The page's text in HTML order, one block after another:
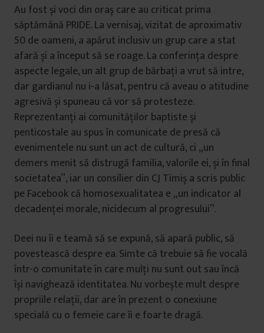
Au fost și voci din oraș care au criticat prima
săptămână PRIDE. La vernisaj, vizitat de aproximativ
50 de oameni, a apărut inclusiv un grup care a stat
afară și a început să se roage. La conferința despre
aspecte legale, un alt grup de bărbați a vrut să intre,
dar gardianul nu i-a lăsat, pentru că aveau o atitudine
agresivă și spuneau că vor să protesteze.
Reprezentanți ai comunităților baptiste și
penticostale au spus în comunicate de presă că
evenimentele nu sunt un act de cultură, ci „un
demers menit să distrugă familia, valorile ei, și în final
societatea”, iar un consilier din CJ Timiș a scris public
pe Facebook că homosexualitatea e „un indicator al
decadenței morale, nicidecum al progresului”.
Deei nu îi e teamă să se expună, să apară public, să
povestească despre ea. Simte că trebuie să fie vocală
într-o comunitate în care mulți nu sunt out sau încă
își navighează identitatea. Nu vorbește mult despre
propriile relații, dar are în prezent o conexiune
specială cu o femeie care îi e foarte dragă.